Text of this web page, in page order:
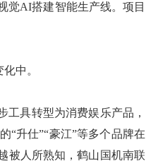
觉AI搭建智能生产线。项目
中。
具转型为消费娱乐产品，
“升仕”“豪江”等多个品牌在
被人所熟知，鹤山国机南联